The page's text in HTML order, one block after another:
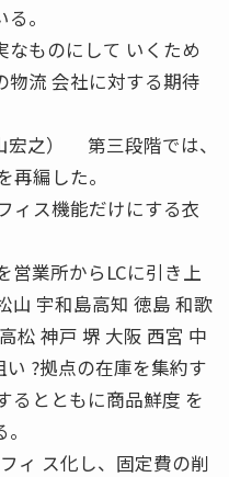
。
ものにして いくため
物流 会社に対する期待
宏之） 第三段階では、
編した。
ィス機能だけにする衣
営業所からLCに引き上
山 宇和島高知 徳島 和歌
松 神戸 堺 大阪 西宮 中
?拠点の在庫を集約す
るとともに商品鮮度 を
ィ ス化し、固定費の削